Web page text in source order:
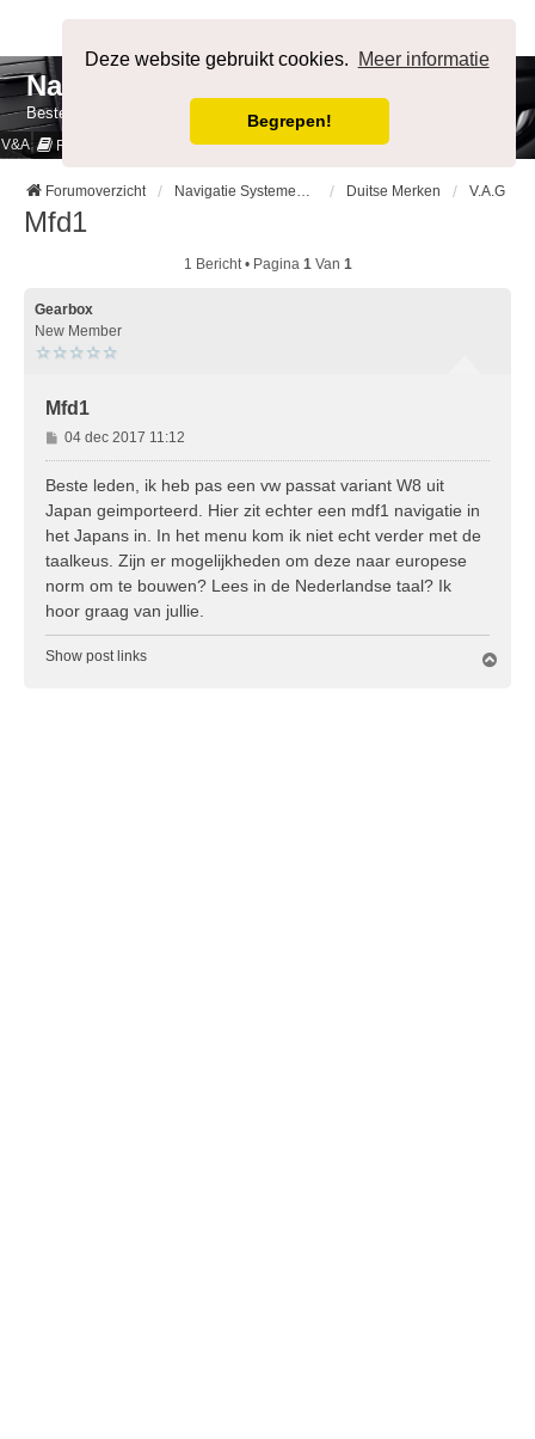
Deze website gebruikt cookies. Meer informatie
Begrepen!
NavigatieForum
Bestemming bereikt.
V&A Regels
Forumoverzicht Navigatie Systemen op Auto merk Duitse Merken V.A.G
Mfd1
1 Bericht • Pagina 1Van 1
Gearbox
New Member
Mfd1
B
e
c
h
t
04 dec 2017 11:12
Beste leden, ik heb pas een vw passat variant W8 uit
Japan geimporteerd. Hier zit echter een mdf1 navigatie in
het Japans in. In het menu kom ik niet echt verder met de
taalkeus. Zijn er mogelijkheden om deze naar europese
norm om te bouwen? Lees in de Nederlandse taal? Ik
hoor graag van jullie.
Show post links